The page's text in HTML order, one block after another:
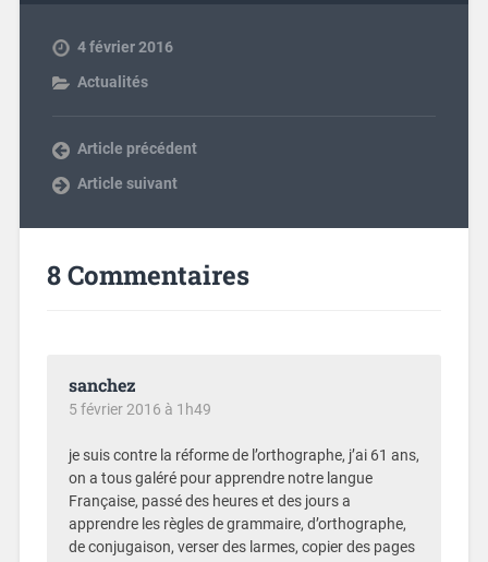
4 février 2016
Actualités
Article précédent
Article suivant
8 Commentaires
sanchez
5 février 2016 à 1h49
je suis contre la réforme de l’orthographe, j’ai 61 ans,
on a tous galéré pour apprendre notre langue
Française, passé des heures et des jours a
apprendre les règles de grammaire, d’orthographe,
de conjugaison, verser des larmes, copier des pages